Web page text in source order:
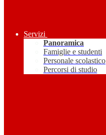
Servizi
Panoramica
Famiglie e studenti
Personale scolastico
Percorsi di studio